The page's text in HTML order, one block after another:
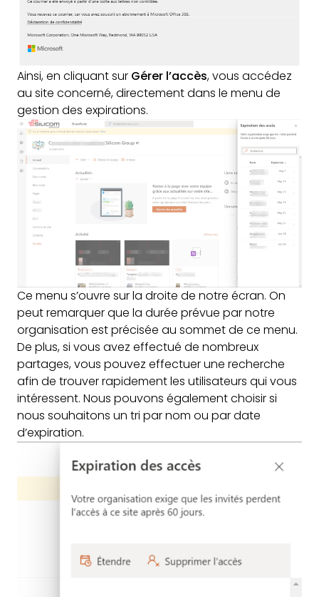
Ainsi, en cliquant sur Gérer l’accès, vous accédez
au site concerné, directement dans le menu de
gestion des expirations.
Ce menu s’ouvre sur la droite de notre écran. On
peut remarquer que la durée prévue par notre
organisation est précisée au sommet de ce menu.
De plus, si vous avez effectué de nombreux
partages, vous pouvez effectuer une recherche
afin de trouver rapidement les utilisateurs qui vous
intéressent. Nous pouvons également choisir si
nous souhaitons un tri par nom ou par date
d’expiration.